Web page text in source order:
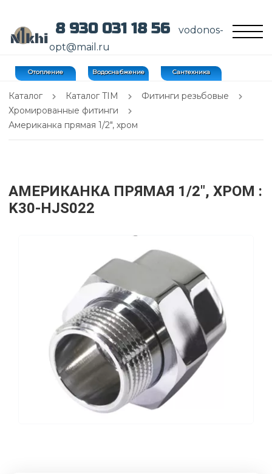
8 930 031 18 56
vodonos-
opt@mail.ru
Отопление Водоснабжение Сантехника
Каталог Каталог TIM
Фитинги резьбовые
Хромированные фитинги
Американка прямая 1/2", хром
АМЕРИКАНКА ПРЯМАЯ 1/2", ХРОМ :
K30-HJS022